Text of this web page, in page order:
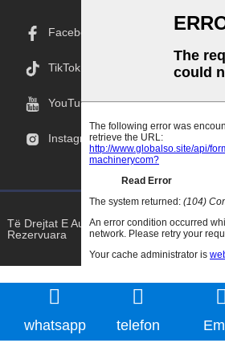
Facebook
TikTok
YouTube
Instagram
Të Drejtat E Autorit © 2025 Goodao.Cn
Rezervuara
whatsapp telefon